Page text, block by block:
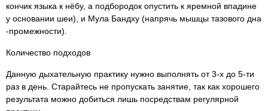
кончик языка к нёбу, а подбородок опустить к яремной впадине
у основании шеи), и Мула Бандху (напрячь мышцы тазового дна
-промежности).
Количество подходов
Данную дыхательную практику нужно выполнять от 3-х до 5-ти
раз в день. Старайтесь не пропускать занятие, так как хорошего
результата можно добиться лишь посредствам регулярной